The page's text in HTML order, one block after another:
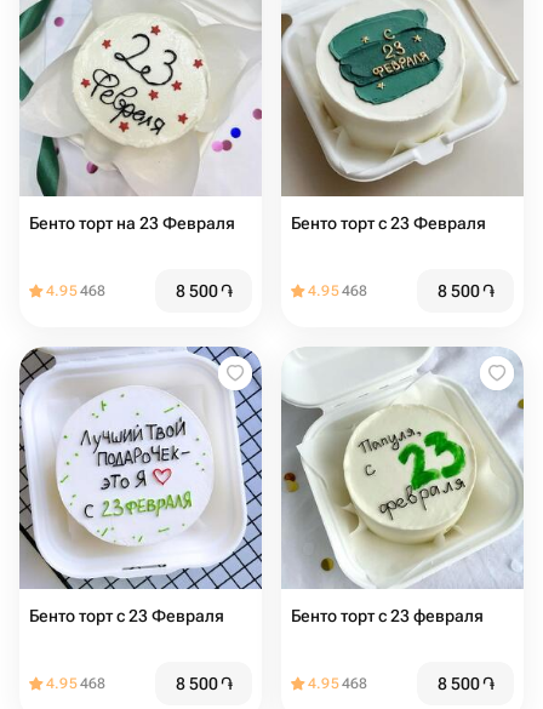
Бенто торт на 23 Февраля
4.95468 8 500֏
Бенто торт с 23 Февраля
4.95468 8 500֏
Бенто торт с 23 Февраля
4.95468 8 500֏
Бенто торт с 23 февраля
4.95468 8 500֏